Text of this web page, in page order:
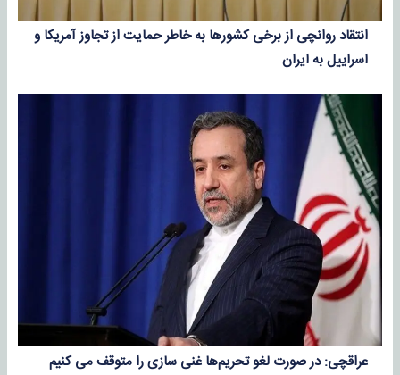
انتقاد روانچی از برخی کشورها به خاطر حمایت از تجاوز آمریکا و
اسراییل به ایران
عراقچی: در صورت لغو تحریم‌ها غنی ‌سازی را متوقف می ‌کنیم